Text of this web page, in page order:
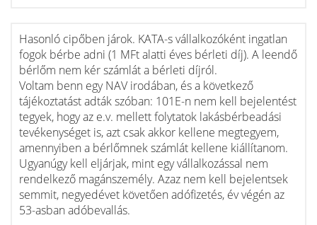
Hasonló cipőben járok. KATA-s vállalkozóként ingatlan
fogok bérbe adni (1 MFt alatti éves bérleti díj). A leendő
bérlőm nem kér számlát a bérleti díjról.
Voltam benn egy NAV irodában, és a következő
tájékoztatást adták szóban: 101E-n nem kell bejelentést
tegyek, hogy az e.v. mellett folytatok lakásbérbeadási
tevékenységet is, azt csak akkor kellene megtegyem,
amennyiben a bérlőmnek számlát kellene kiállítanom.
Ugyanúgy kell eljárjak, mint egy vállalkozással nem
rendelkező magánszemély. Azaz nem kell bejelentsek
semmit, negyedévet követően adófizetés, év végén az
53-asban adóbevallás.